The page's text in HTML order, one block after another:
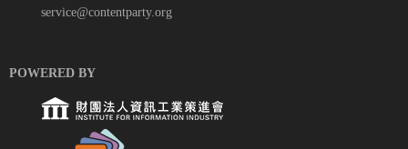
service@contentparty.org
POWERED BY